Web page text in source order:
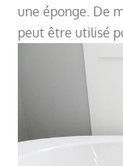
une éponge. De
peut être utilisé